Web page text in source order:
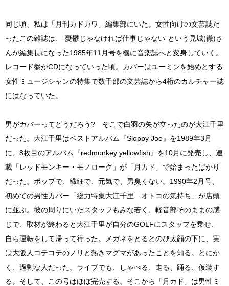
同じ頃、私は「月刊カドカワ」編集部にいた。女性向けの文芸誌だ
ったこの雑誌は、”憂鬱じゃなければ仕事じゃない”という見城(徹)さ
んが編集長になった1985年11月号を機に音楽誌へと変身していく。
レコード盤がCDになっていった頃。カバーはユーミンを始めとする
女性ミュージシャンの特集で数千部の文芸誌から4桁のカルチャー誌
にはなっていた。
男がカバーってどうだろう? そこで白羽の矢が立ったのが大江千里
だった。大江千里はベストアルバム『Sloppy Joe』を1989年3月
に、8枚目のアルバム『redmonkey yellowfish』を10月に発売し、連
載「レッドモンキー・モノローグ」が「月カド」で始まったばかり
だった。ポップで、繊細で、元気で、男臭くない。1990年2月号、
初めての男性カバー「総力特集大江千里 オトコの気持ち」が店頭
に並ぶ。彼の周りにいたスタッフもみな若く、軽音部そのままの感
じで、取材が終わると大江千里が自分のGOLFにスタッフを乗せ、
自ら運転をして帰って行った。メガネをとるとのび太顔の下に、実
は大阪人コテコテのノリと熱きマグマがあったことを知る。とにか
く、過剰な人だった。ライブでも、しゃべる、走る、踊る、仮装す
る。そして、この号はほぼ完売する。そこから「月カド」は男性ミ